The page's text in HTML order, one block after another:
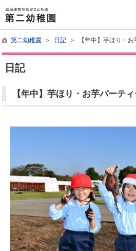
第二幼稚園 ＞ 日記 ＞ 【年中】芋ほり・お
日記
【年中】芋ほり・お芋パーテ